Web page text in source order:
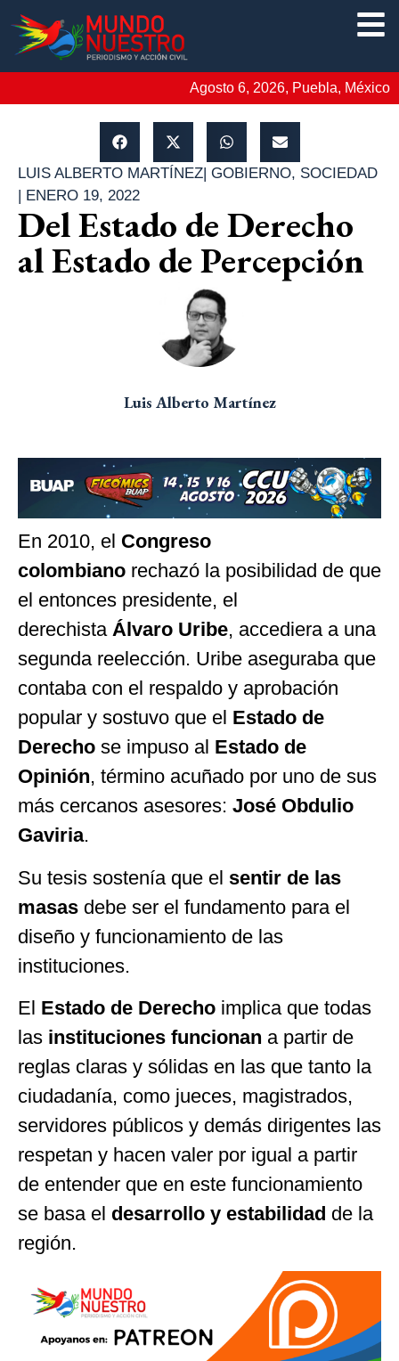
Agosto 6, 2026, Puebla, México
LUIS ALBERTO MARTÍNEZ| GOBIERNO, SOCIEDAD
| ENERO 19, 2022
Del Estado de Derecho
al Estado de Percepción
Luis Alberto Martínez
En 2010, el Congreso
colombiano rechazó la posibilidad de que
el entonces presidente, el
derechista Álvaro Uribe, accediera a una
segunda reelección. Uribe aseguraba que
contaba con el respaldo y aprobación
popular y sostuvo que el Estado de
Derecho se impuso al Estado de
Opinión, término acuñado por uno de sus
más cercanos asesores: José Obdulio
Gaviria.
Su tesis sostenía que el sentir de las
masas debe ser el fundamento para el
diseño y funcionamiento de las
instituciones.
El Estado de Derecho implica que todas
las instituciones funcionan a partir de
reglas claras y sólidas en las que tanto la
ciudadanía, como jueces, magistrados,
servidores públicos y demás dirigentes las
respetan y hacen valer por igual a partir
de entender que en este funcionamiento
se basa el desarrollo y estabilidad de la
región.